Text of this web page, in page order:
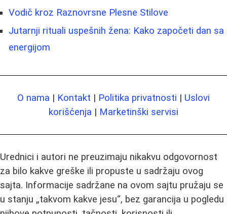
Vodič kroz Raznovrsne Plesne Stilove
Jutarnji rituali uspešnih žena: Kako započeti dan sa
energijom
O nama | Kontakt | Politika privatnosti | Uslovi
korišćenja | Marketinški servisi
Urednici i autori ne preuzimaju nikakvu odgovornost
za bilo kakve greške ili propuste u sadržaju ovog
sajta. Informacije sadržane na ovom sajtu pružaju se
u stanju „takvom kakve jesu“, bez garancija u pogledu